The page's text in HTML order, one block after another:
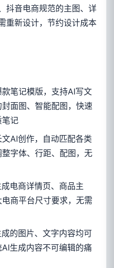
抖音电商规范的主图、详
重新设计，节约设计成本
笔记模版，支持AI写文
面图、智能配图，快速
笔记
AI创作，自动匹配各类
字体、行距、配图，无
电商详情页、商品主
商平台尺寸要求，无需
的图片、文字内容均可
生成内容不可编辑的痛